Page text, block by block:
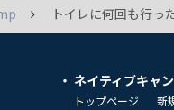
トイレに何回も行っ
ネイティブキャ
トップページ 新